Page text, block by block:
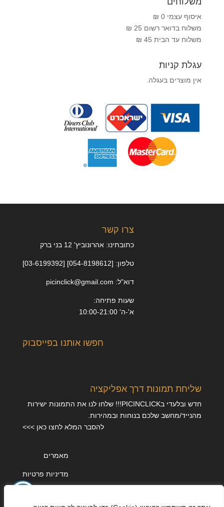
איסוף עצמי 0 ₪
משלוח בדואר רשום 25 ₪
משלוח עד הבית 45 ₪
עגלת קניות
אין מוצרים בעגלה.
צרו קשר
כתובתינו: אהרונוביץ' 12 בני ברק
טלפון: [054-8198612] [03-6199392]
דוא"ל: picinclick@gmail.com
שעות פתיחה:
א'-ה' 10:00-21:00
חפשו אותנו בפייסבוק
שליחת תמונות דרך אפליקציה
חדש ובלעדי בPICINCLICK!!! שלחו לנו את התמונות ישירות
מהנייד/מחשב שלכם בנוחות ובמהירות.
להסבר המלא לחצו כאן >>>
מאמרים
מדיניות פרטיות